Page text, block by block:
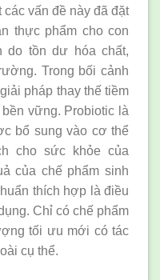
vấn đề này đã đặt
thực phẩm cho con
do tồn dư hóa chất,
Trong bối cảnh
pháp thay thế tiềm
vững. Probiotic là
bổ sung vào cơ thể
cho sức khỏe của
của chế phẩm sinh
thích hợp là điều
Chỉ có chế phẩm
tối ưu mới có tác
cụ thể.